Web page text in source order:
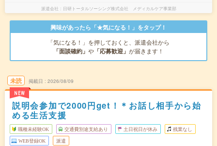
派遣会社 日研トータルソーシング株式会社 メディカルケア事業部
興味があったら「★気になる！」をタップ！
「気になる！」を押しておくと、派遣会社から
「面談確約」 や 「応募歓迎」 が届きます！
未読
NEW
掲載日 2026/08/09
説明会参加で2000円get！＊お話し相手から始
める生活支援
職種未経験OK 交通費別途支給あり 土日祝日が休み 残業なし
WEB登録OK 派遣